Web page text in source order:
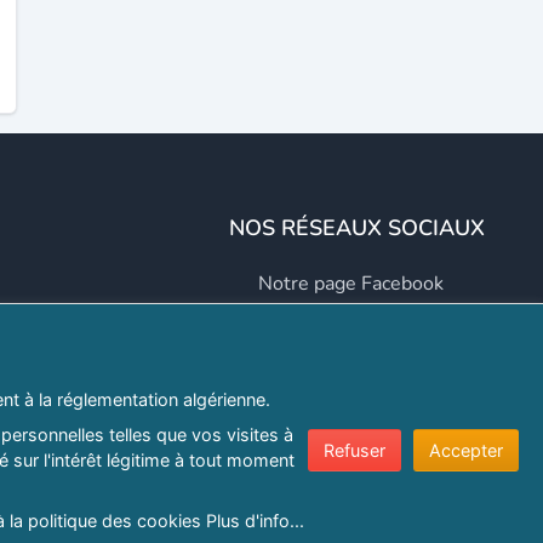
NOS RÉSEAUX SOCIAUX
Notre page Facebook
Notre page Twitter
à la réglementation algérienne.
telles que vos visites à
sur l'intérêt légitime à tout moment
la politique des cookies Plus d'info...
Refuser Accepter